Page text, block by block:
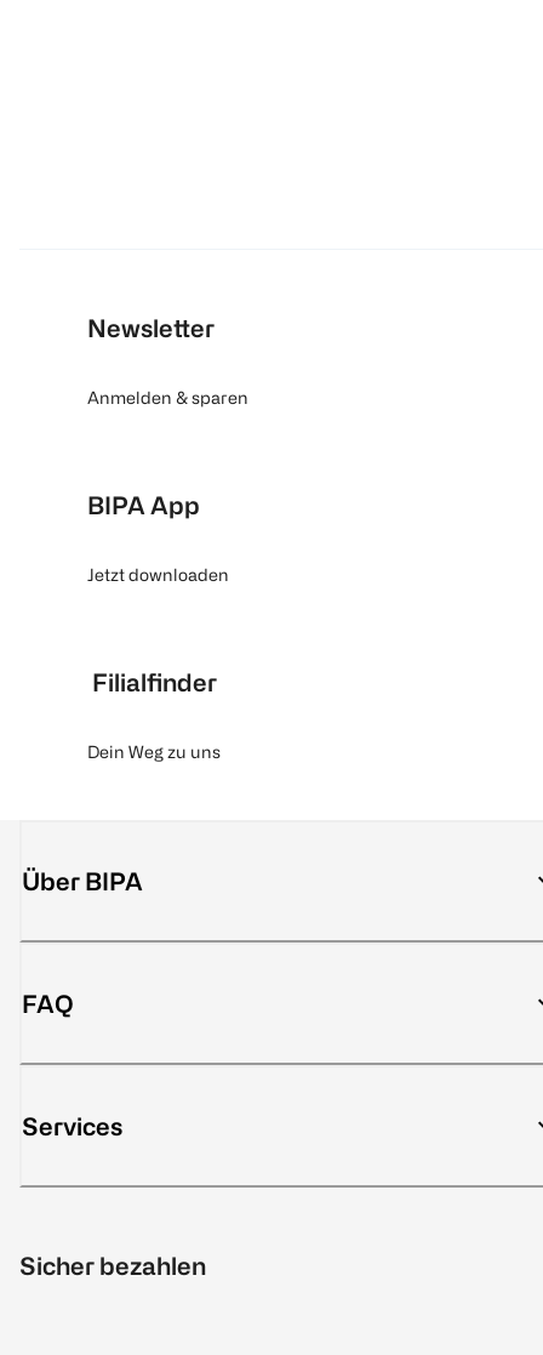
Newsletter
Anmelden & sparen
BIPA App
Jetzt downloaden
Filialfinder
Dein Weg zu uns
Über BIPA
FAQ
Services
Sicher bezahlen